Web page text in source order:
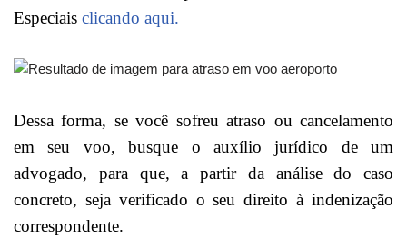
Especiais clicando aqui.
Dessa forma, se você sofreu atraso ou cancelamento
em seu voo, busque o auxílio jurídico de um
advogado, para que, a partir da análise do caso
concreto, seja verificado o seu direito à indenização
correspondente.